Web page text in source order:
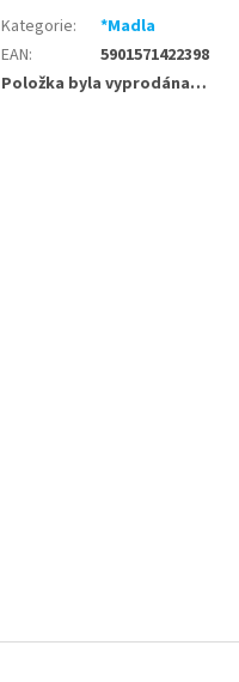
Kategorie:
*Madla
EAN:
5901571422398
Položka byla vyprodána…